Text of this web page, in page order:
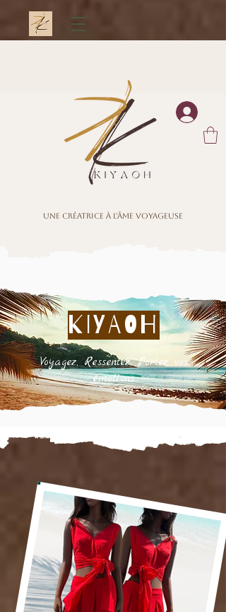
Une créatrice à l'âme voyageuse
KIYAOH
Voyagez, Ressentez, Portez vos
émotions.